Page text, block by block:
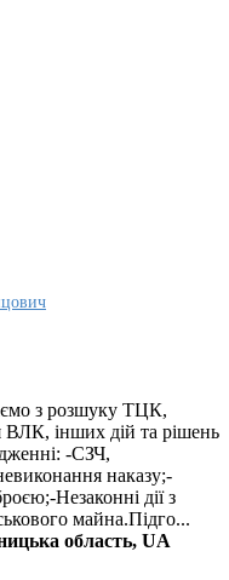
з розшуку ТЦК,
ВЛК, інших дій та рішень
-СЗЧ,
наказу;-
Незаконні дії з
майна.Підго...
область, UA